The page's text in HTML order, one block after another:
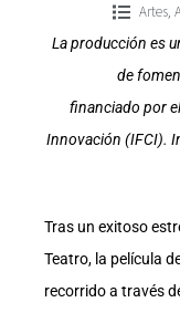
Artes,
La producción es
de
financiado por
Innovación (IFCI).
Tras un exitoso
Teatro, la película
recorrido a través